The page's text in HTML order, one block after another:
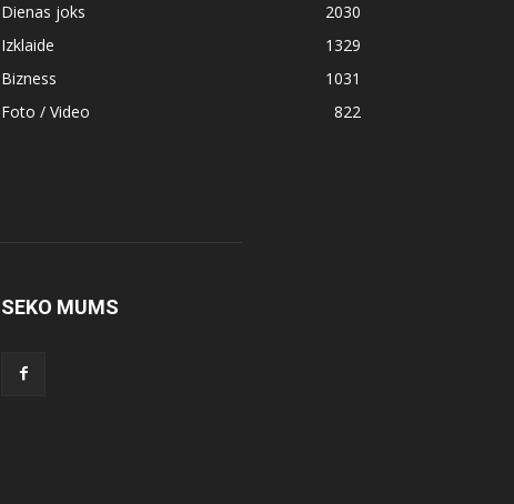
Dienas joks
2030
Izklaide
1329
Bizness
1031
Foto / Video
822
SEKO MUMS